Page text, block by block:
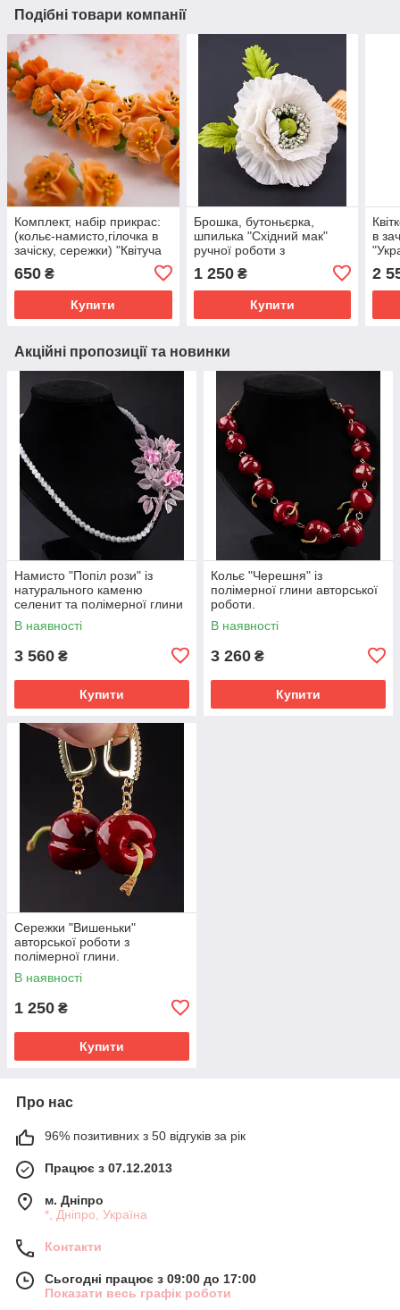
Подібні товари компанії
Комплект, набір прикрас:
(кольє-намисто,гілочка в
зачіску, сережки) "Квітуча
650 ₴
Купити
Брошка, бутоньєрка,
шпилька "Східний мак"
ручної роботи з
флористичних полімерних
глин.
1 250₴
Купити
в
2
Акційні пропозиції та новинки
Намисто "Попіл рози" із
натурального каменю
селенит та полімерної глини
авторської роботи.
В наявності
3 560 ₴
Купити
Кольє "Черешня" із
полімерної глини авторської
роботи.
В наявності
3 260 ₴
Купити
Сережки "Вишеньки"
авторської роботи з
полімерної глини.
В наявності
1 250 ₴
Купити
Про нас
96% позитивних з 50 відгуків за рік
Працює з 07.12.2013
м. Дніпро
*, Дніпро, Україна
Контакти
Сьогодні працює з 09:00 до 17:00
Показати весь графік роботи